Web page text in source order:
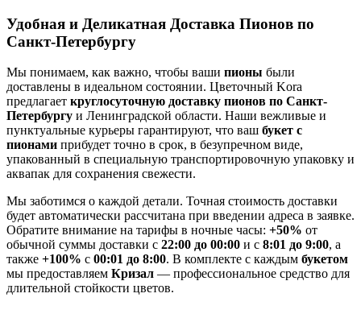
Удобная и Деликатная Доставка Пионов по
Санкт-Петербургу
Мы понимаем, как важно, чтобы ваши пионы были
доставлены в идеальном состоянии. Цветочный Kora
предлагает круглосуточную доставку пионов по Санкт-
Петербургу и Ленинградской области. Наши вежливые и
пунктуальные курьеры гарантируют, что ваш букет с
пионами прибудет точно в срок, в безупречном виде,
упакованный в специальную транспортировочную упаковку и
аквапак для сохранения свежести.
Мы заботимся о каждой детали. Точная стоимость доставки
будет автоматически рассчитана при введении адреса в заявке.
Обратите внимание на тарифы в ночные часы: +50% от
обычной суммы доставки с 22:00 до 00:00 и с 8:01 до 9:00, а
также +100% с 00:01 до 8:00. В комплекте с каждым букетом
мы предоставляем Кризал — профессиональное средство для
длительной стойкости цветов.